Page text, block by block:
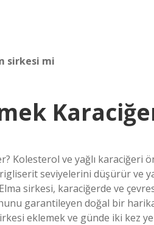
sirkesi mi
Kolesterol ve yağlı karaciğeri
seviyelerini düşürür ve
sirkesi, karaciğerde ve
garantileyen doğal bir
eklemek ve günde iki kez